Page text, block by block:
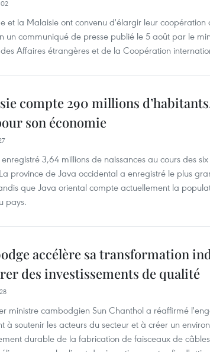
et la Malaisie ont convenu d'élargir leur coopération
un communiqué de presse publié le 5 août par le
Affaires étrangères et de la Coopération
compte 290 millions
son économie
enregistré 3,64 millions de naissances au cours des
province de Java occidental a enregistré le plus
que Java oriental compte actuellement la
pays.
accélère sa transformation
des investissements de qualité
ministre cambodgien Sun Chanthol a réaffirmé
à soutenir les acteurs du secteur et à créer un
durable de la fabrication de faisceaux de